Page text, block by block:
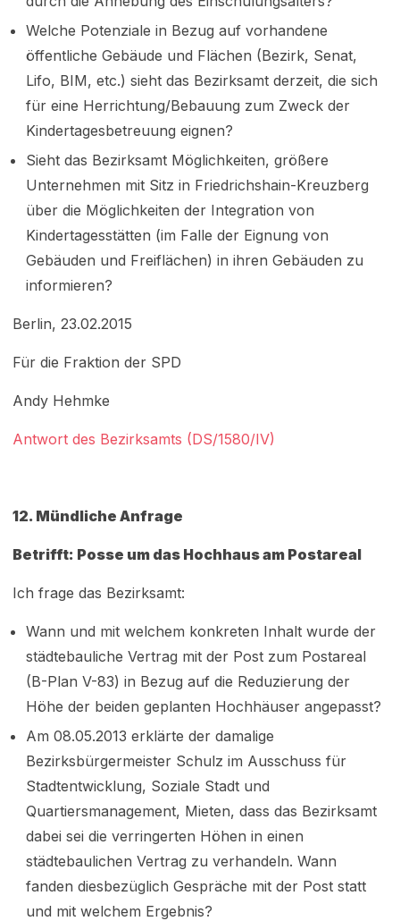
Welche Potenziale in Bezug auf vorhandene
öffentliche Gebäude und Flächen (Bezirk, Senat,
Lifo, BIM, etc.) sieht das Bezirksamt derzeit, die sich
für eine Herrichtung/Bebauung zum Zweck der
Kindertagesbetreuung eignen?
Sieht das Bezirksamt Möglichkeiten, größere
Unternehmen mit Sitz in Friedrichshain-Kreuzberg
über die Möglichkeiten der Integration von
Kindertagesstätten (im Falle der Eignung von
Gebäuden und Freiflächen) in ihren Gebäuden zu
informieren?
Berlin, 23.02.2015
Für die Fraktion der SPD
Andy Hehmke
Antwort des Bezirksamts (DS/1580/IV)
12. Mündliche Anfrage
Betrifft: Posse um das Hochhaus am Postareal
Ich frage das Bezirksamt:
Wann und mit welchem konkreten Inhalt wurde der
städtebauliche Vertrag mit der Post zum Postareal
(B-Plan V-83) in Bezug auf die Reduzierung der
Höhe der beiden geplanten Hochhäuser angepasst?
Am 08.05.2013 erklärte der damalige
Bezirksbürgermeister Schulz im Ausschuss für
Stadtentwicklung, Soziale Stadt und
Quartiersmanagement, Mieten, dass das Bezirksamt
dabei sei die verringerten Höhen in einen
städtebaulichen Vertrag zu verhandeln. Wann
fanden diesbezüglich Gespräche mit der Post statt
und mit welchem Ergebnis?